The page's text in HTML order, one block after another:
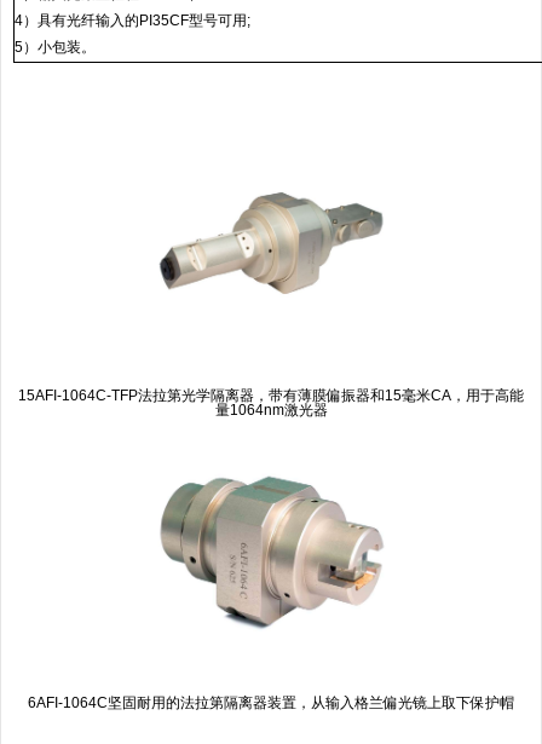
4）具有光纤输入的 PI35CF型号可用 ;
5）小包装。
15AFI-1064C-TFP法拉第光学隔离器，带有薄膜偏振器和15毫米CA ，用于高能
量1064nm激光器
6AFI-1064C坚固耐用的法拉第隔离器装置，从输入格兰偏光镜上取下保护帽